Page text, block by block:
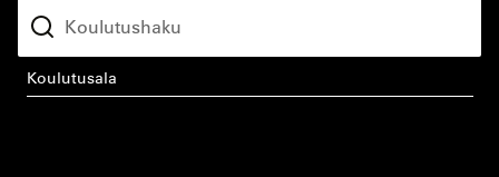
koulutusala